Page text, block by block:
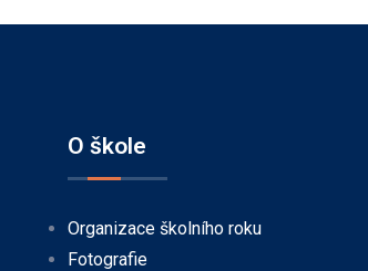
O škole
Organizace školního roku
Fotografie